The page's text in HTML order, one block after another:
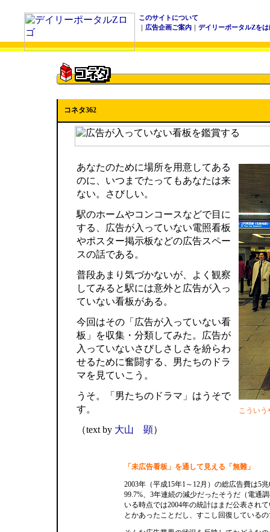
このサイトについて
｜ 広告企画ご案内 ｜ デイリーポータルZを
コネタ362
こういう
あなたのために場所を用意してある
のに、いつまでたってもあなたは来
ない。さびしい。
駅のホームやコンコースなどで目に
する、広告が入っていない電照看板
やポスター掲示板などの広告スペー
スの話である。
普段あまり気づかないが、よく観察
してみると駅には意外と広告が入っ
ていない看板がある。
今回はその「広告が入っていない看
板」を収集・分類してみた。広告が
入っていないさびしさしさを紛らわ
せるために奮闘する、男たちのドラ
マを見ていこう。
うそ。「男たちのドラマ」はうそで
す。
（text by 大山 顕）
「未広告看板」を通して見える「無難」
2003年（平成15年1～12月）の総広告費は5
99.7%、3年連続の減少だったそうだ（電通
いる時点では2004年の統計はまだ公表され
とかあったことだし、すこし回復している